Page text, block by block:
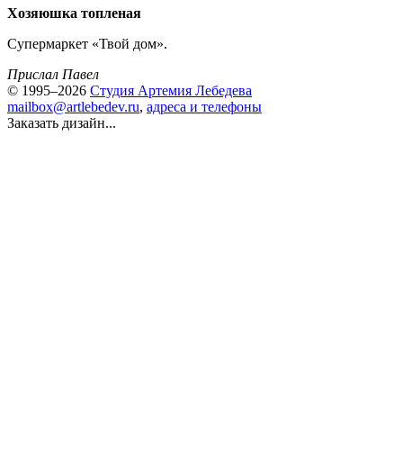
Хозяюшка топленая
Супермаркет «Твой дом».
Прислал Павел
© 1995–2026 Студия Артемия Лебедева
mailbox@artlebedev.ru, адреса и телефоны
Заказать дизайн...